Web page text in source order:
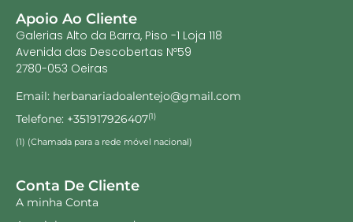
Apoio Ao Cliente
Galerias Alto da Barra, Piso -1 Loja 118
Avenida das Descobertas Nº59
2780-053 Oeiras
Email: herbanariadoalentejo@gmail.com
Telefone: +351917926407(1)
(1) (Chamada para a rede móvel nacional)
Conta De Cliente
A minha Conta